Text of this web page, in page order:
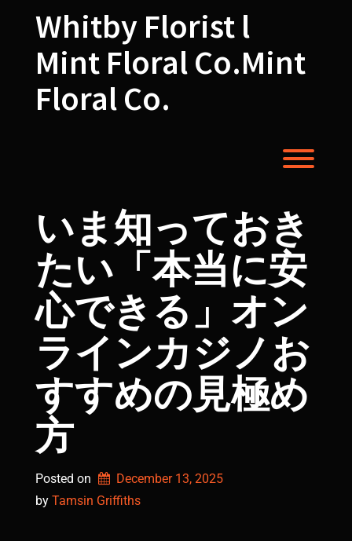
Whitby Florist l
Mint Floral Co.Mint
Floral Co.
いま知っておき
たい「本当に安
心できる」オン
ラインカジノお
すすめの見極め
方
Posted on
December 13, 2025
by Tamsin Griffiths